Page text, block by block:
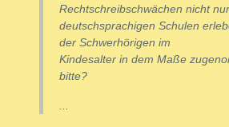
Rechtschreibschwächen nicht
deutschsprachigen Schulen
der Schwerhörigen im
Kindesalter in dem Maße
bitte?
...